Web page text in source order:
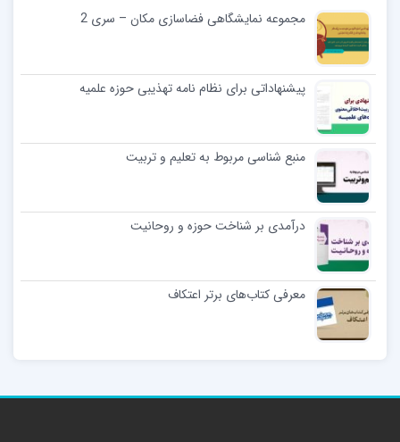
مجموعه نمایشگاهی فضاسازی مکان – سری 2
پیشنهاداتی برای نظام نامه تهذیبی حوزه علمیه
منبع شناسی مربوط به تعلیم و تربیت
درآمدی بر شناخت حوزه و روحانیت
معرفی کتاب‌های برتر اعتکاف